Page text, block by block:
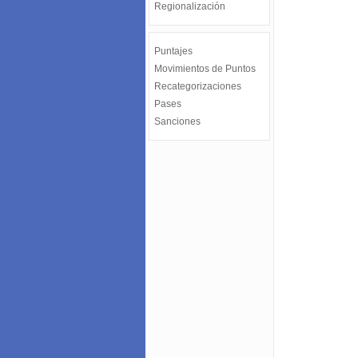
Regionalización
Puntajes
Movimientos de Puntos
Recategorizaciones
Pases
Sanciones